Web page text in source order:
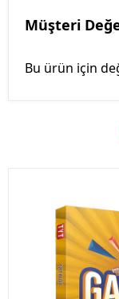
Müşteri
Bu ürün için